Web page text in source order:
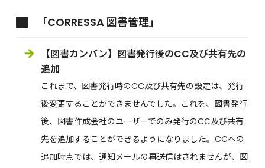
「CORRESSA 図書管理」
【図書カンバン】図書発行後のCC及び共有先の
追加
これまで、図書発行時のCC及び共有先の設定は、発行
後変更することができませんでした。これを、図書発行
後、図書作成会社のユーザーでのみ発行のCC及び共有
先を追加することができるようになりました。CCへの
追加時点では、通知メールの再送信はされませんが、図